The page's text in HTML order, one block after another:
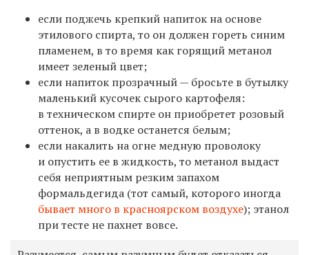
если поджечь крепкий напиток на основе
этилового спирта, то он должен гореть синим
пламенем, в то время как горящий метанол
имеет зеленый цвет;
если напиток прозрачный — бросьте в бутылку
маленький кусочек сырого картофеля:
в техническом спирте он приобретет розовый
оттенок, а в водке останется белым;
если накалить на огне медную проволоку
и опустить ее в жидкость, то метанол выдаст
себя неприятным резким запахом
формальдегида (тот самый, которого иногда
бывает много в красноярском воздухе); этанол
при тесте не пахнет вовсе.